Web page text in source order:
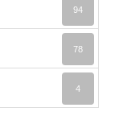
94
78
4